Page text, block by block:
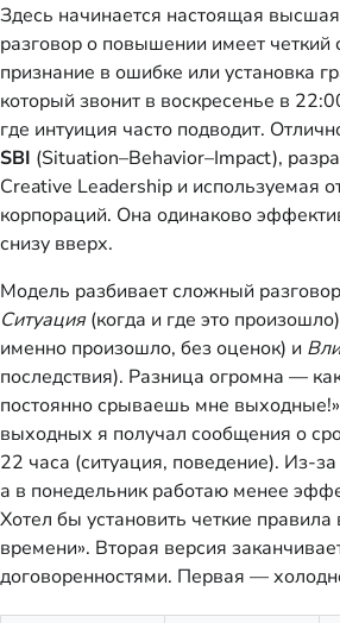
Здесь начинается настоящая
разговор о повышении имеет четкий
признание в ошибке или установка
который звонит в воскресенье в
где интуиция часто подводит.
SBI (Situation–Behavior–Impact),
Creative Leadership и используемая
корпораций. Она одинаково
снизу вверх.
Модель разбивает сложный
Ситуация(когда и где это
именно произошло, без оценок) и
последствия). Разница огромна —
постоянно срываешь мне
выходных я получал сообщения о
22 часа (ситуация, поведение). Из-
а в понедельник работаю менее
Хотел бы установить четкие правила
времени». Вторая версия
договоренностями. Первая —